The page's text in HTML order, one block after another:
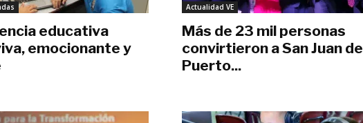
educativa
emocionante y
Actualidad VE
Más de 23 mil personas
convirtieron a San Juan de
Puerto...